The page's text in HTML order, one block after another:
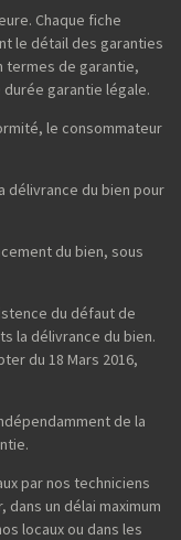
Chaque fiche
le détail des garanties
termes de garantie,
garantie légale.
le consommateur
délivrance du bien pour
du bien, sous
du défaut de
la délivrance du bien.
du 18 Mars 2016,
de la
par nos techniciens
un délai maximum
locaux ou dans les